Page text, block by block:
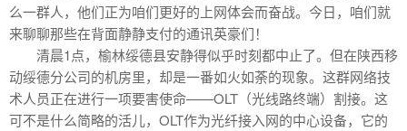
么一群人，他们正为咱们更好的上网体会而奋战。今日，咱们就
来聊聊那些在背面静静支付的通讯英豪们！
清晨1点，榆林绥德县安静得似乎时刻都中止了。但在陕西移
动绥德分公司的机房里，却是一番如火如荼的现象。这群网络技
术人员正在进行一项要害使命——OLT（光线路终端）割接。这
可不是什么简略的活儿，OLT作为光纤接入网的中心设备，它的